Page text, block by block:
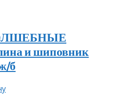
и шиповник
б